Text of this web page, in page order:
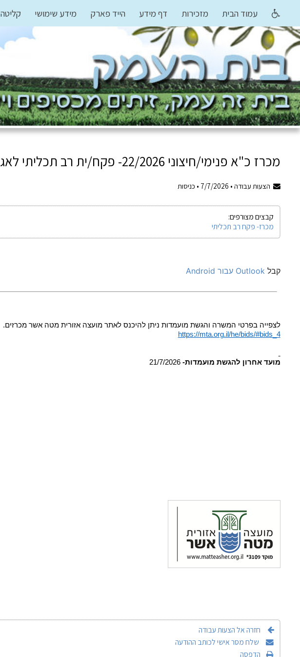
עמוד הבית מזכירות דף מידע הייד פארק מידע שימושי קליטה
מכרז כ"א פנימי/חיצוני 22/2026- פקח/ית רב תכליתי לאגף תפעול
הצעות עבודה • 7/7/2026
• כניסות
קבצים מצורפים:
מכרז- פקח רב תכליתי
קבל
לצפייה בפרטי המשרה והגשת מועמדות ניתן להיכנס לאתר מועצה אזורית מטה אשר מכרזים.
https://mta.org.il/he/bids/#bids_4
מועד אחרון להגשת מועמדות-21/7/2026
חזרה אל הצעות עבודה
שלח מסר אישי לכותב ההודעה
הדפסה